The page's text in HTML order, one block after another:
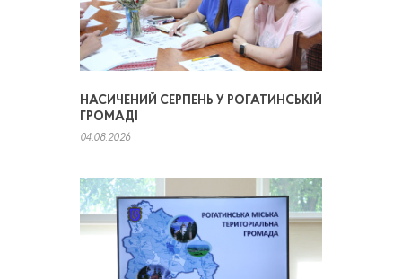
НАСИЧЕНИЙ СЕРПЕНЬ У РОГАТИНСЬКІЙ
ГРОМАДІ
04.08.2026